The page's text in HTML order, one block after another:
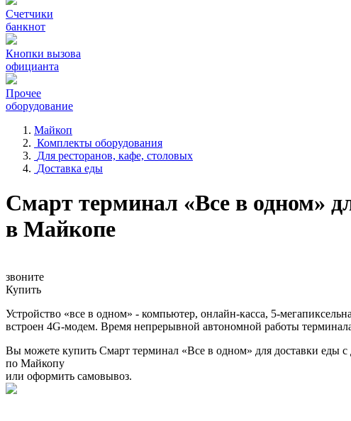
Счетчики
банкнот
Кнопки вызова
официанта
Прочее
оборудование
Майкоп
Комплекты оборудования
Для ресторанов, кафе, столовых
Доставка еды
Смарт терминал «Все в одном»
в Майкопе
звоните
Купить
Устройство «все в одном» - компьютер, онлайн-касса, 5-
встроен 4G-модем. Время непрерывной автономной работы
Вы можете купить Смарт терминал «Все в одном» для доставки еды с
по Майкопу
или оформить самовывоз.